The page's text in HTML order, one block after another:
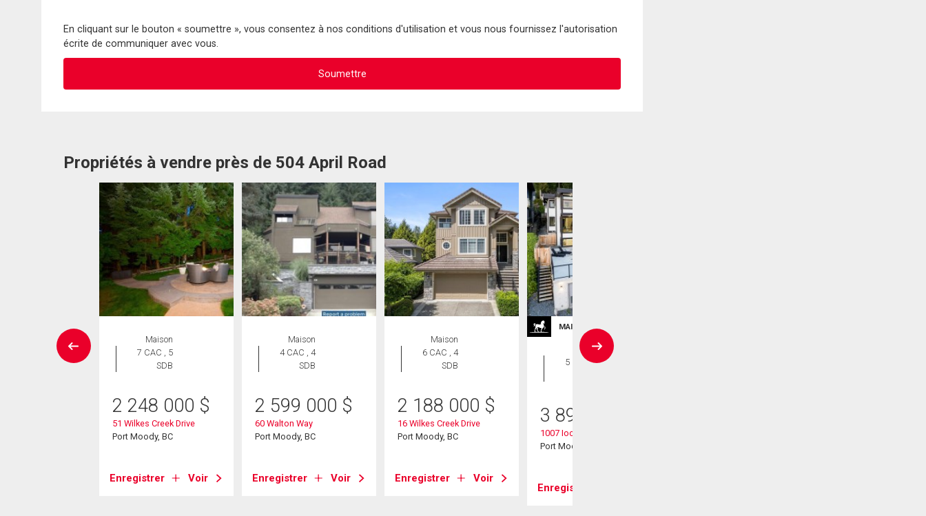
En cliquant sur le bouton « soumettre », vous consentez à nos conditions d'utilisation et vous nous fournissez l'autorisation
écrite de communiquer avec vous.
Propriétés à vendre près de 504 April Road
Maison
7 CAC , 5
SDB
2 248 000 $
51 Wilkes Creek Drive
Port Moody, BC
Enregistrer Voir
Maison
4 CAC , 4
SDB
2 599 000 $
60 Walton Way
Port Moody, BC
Enregistrer Voir
Maison
6 CAC , 4
SDB
2 188 000 $
16 Wilkes Creek Drive
Port Moody, BC
Enregistrer Voir
MAISONS DE PRESTIGE
Maison
5 CAC , 6
3 899 900
1007 Ioco Road
Port Moody, BC
Enregistrer